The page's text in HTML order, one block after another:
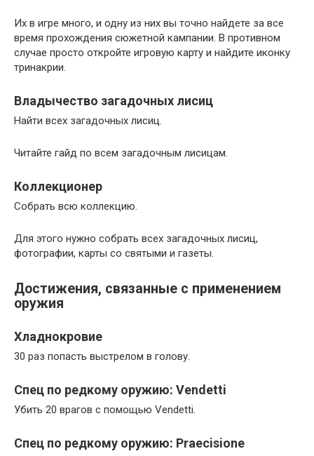
Их в игре много, и одну из них вы точно найдете за все
время прохождения сюжетной кампании. В противном
случае просто откройте игровую карту и найдите иконку
тринакрии.
Владычество загадочных лисиц
Найти всех загадочных лисиц.
Читайте гайд по всем загадочным лисицам.
Коллекционер
Собрать всю коллекцию.
Для этого нужно собрать всех загадочных лисиц,
фотографии, карты со святыми и газеты.
Достижения, связанные с применением
оружия
Хладнокровие
30 раз попасть выстрелом в голову.
Спец по редкому оружию: Vendetti
Убить 20 врагов с помощью Vendetti.
Спец по редкому оружию: Praecisione